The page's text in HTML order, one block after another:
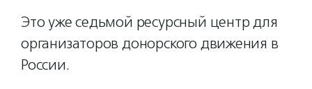
Это уже седьмой ресурсный центр для
организаторов донорского движения в
России.